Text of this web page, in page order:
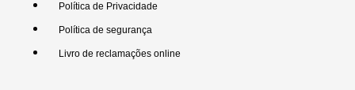
Política de Privacidade
Política de segurança
Livro de reclamações online